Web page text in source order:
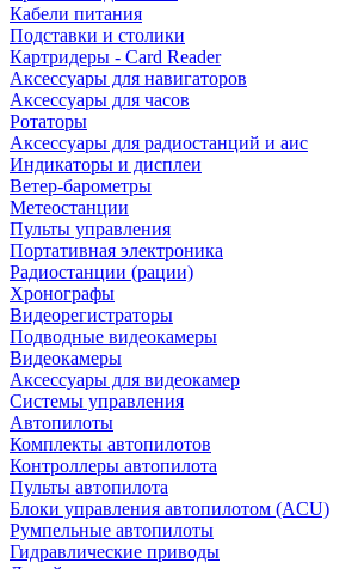
Кабели питания
Подставки и столики
Картридеры - Card Reader
Аксессуары для навигаторов
Аксессуары для часов
Ротаторы
Аксессуары для радиостанций и аис
Индикаторы и дисплеи
Ветер-барометры
Метеостанции
Пульты управления
Портативная электроника
Радиостанции (рации)
Хронографы
Видеорегистраторы
Подводные видеокамеры
Видеокамеры
Аксессуары для видеокамер
Системы управления
Автопилоты
Комплекты автопилотов
Контроллеры автопилота
Пульты автопилота
Блоки управления автопилотом (ACU)
Румпельные автопилоты
Гидравлические приводы